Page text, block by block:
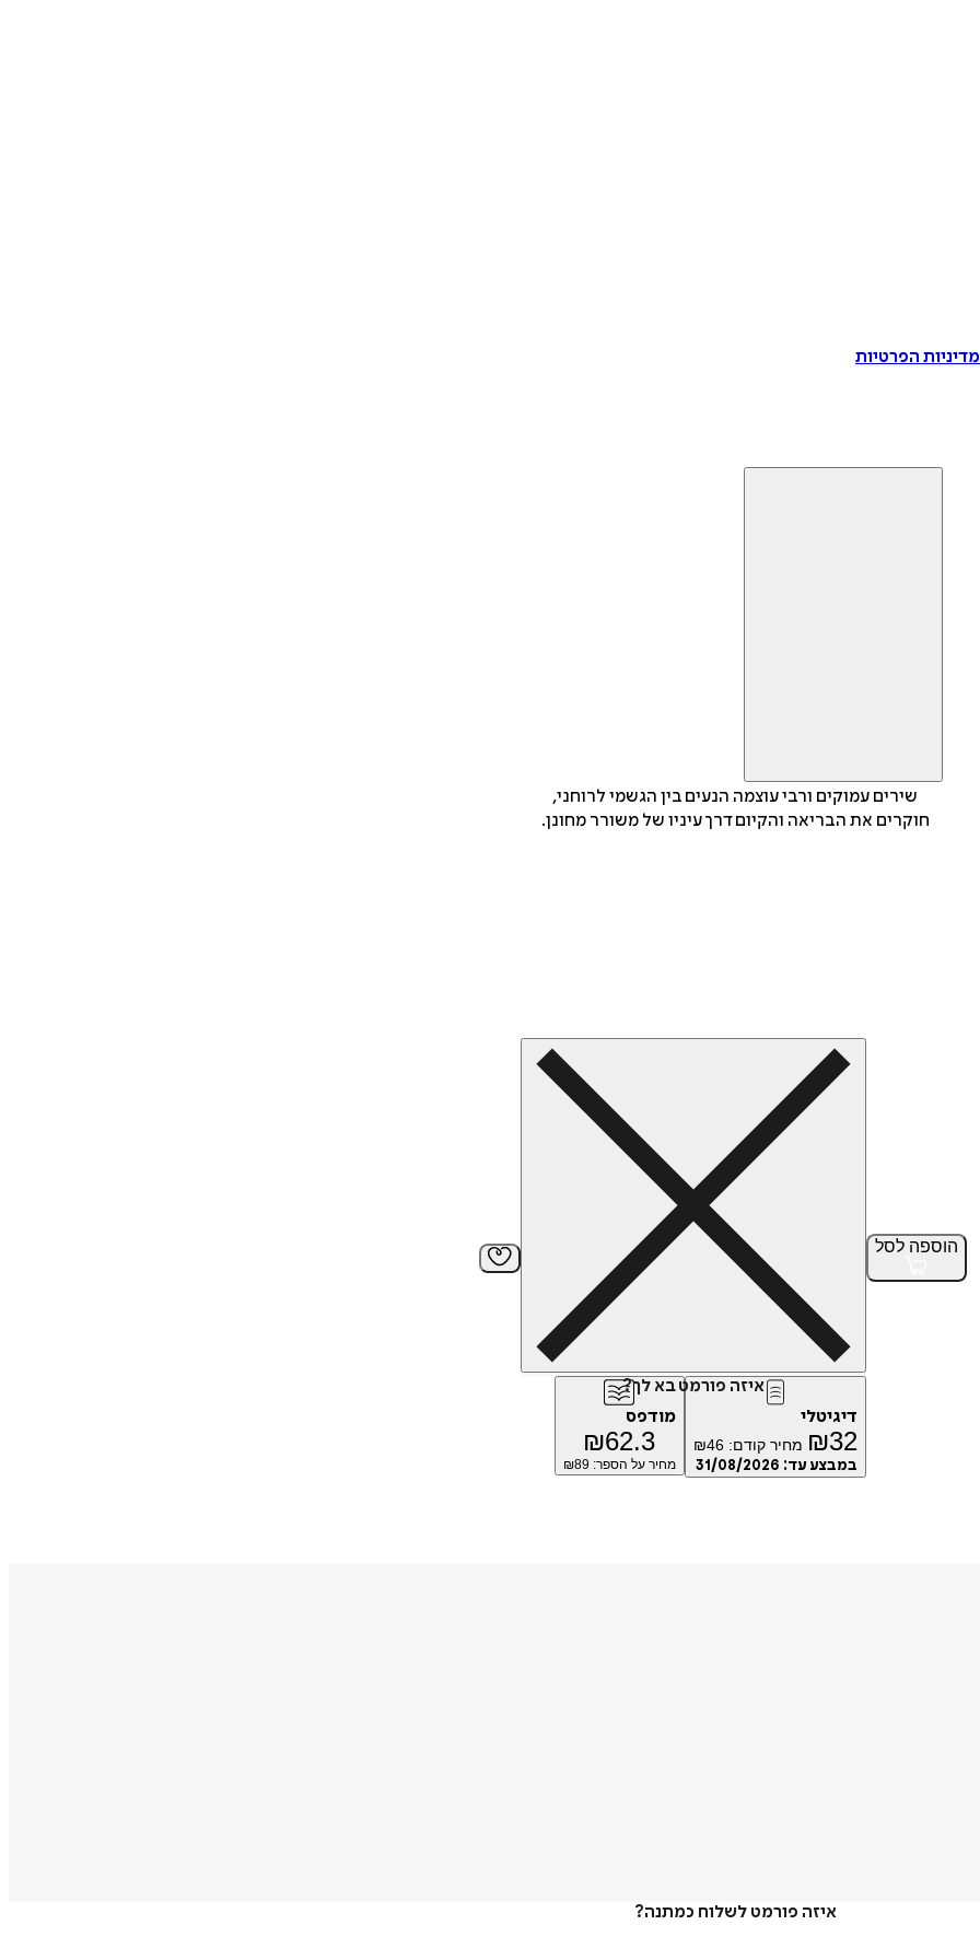
הפרטיות
שירים עמוקים ורבי עוצמה הנעים בין הגשמי לרוחני,
חוקרים את הבריאה והקיום דרך עיניו של משורר מחונן.
הוספה לסל
איזה פורמט בא לך?
דיגיטלי
₪32 מחיר קודם: ₪46
במבצע עד: 31/08/2026
מודפס
₪62.3
מחיר על הספר: ₪ 89
איזה פורמט לשלוח כמתנה?